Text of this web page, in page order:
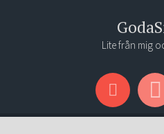
Lite från mig
Menu
Widgets
Search